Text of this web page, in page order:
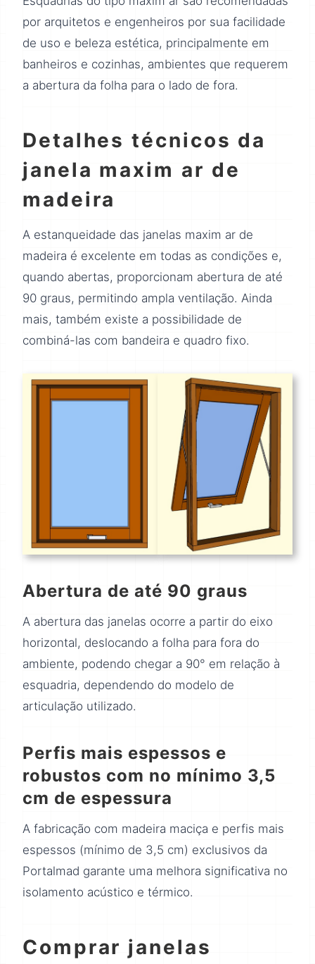
por arquitetos e engenheiros por sua facilidade
de uso e beleza estética, principalmente em
banheiros e cozinhas, ambientes que requerem
a abertura da folha para o lado de fora.
Detalhes técnicos da
janela maxim ar de
madeira
A estanqueidade das janelas maxim ar de
madeira é excelente em todas as condições e,
quando abertas, proporcionam abertura de até
90 graus, permitindo ampla ventilação. Ainda
mais, também existe a possibilidade de
combiná-las com bandeira e quadro fixo.
Abertura de até 90 graus
A abertura das janelas ocorre a partir do eixo
horizontal, deslocando a folha para fora do
ambiente, podendo chegar a 90° em relação à
esquadria, dependendo do modelo de
articulação utilizado.
Perfis mais espessos e
robustos com no mínimo 3,5
cm de espessura
A fabricação com madeira maciça e perfis mais
espessos (mínimo de 3,5 cm) exclusivos da
Portalmad garante uma melhora significativa no
isolamento acústico e térmico.
Comprar janelas